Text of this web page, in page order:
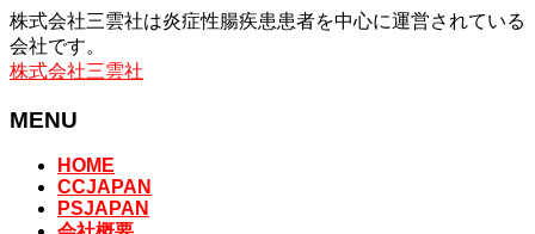
株式会社三雲社は炎症性腸疾患患者を中心に運営されている
会社です。
株式会社三雲社
MENU
HOME
CCJAPAN
PSJAPAN